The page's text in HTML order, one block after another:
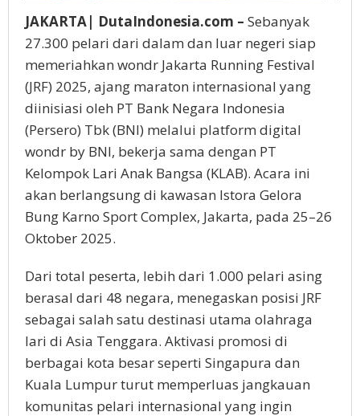
JAKARTA| DutaIndonesia.com – Sebanyak
27.300 pelari dari dalam dan luar negeri siap
memeriahkan wondr Jakarta Running Festival
(JRF) 2025, ajang maraton internasional yang
diinisiasi oleh PT Bank Negara Indonesia
(Persero) Tbk (BNI) melalui platform digital
wondr by BNI, bekerja sama dengan PT
Kelompok Lari Anak Bangsa (KLAB). Acara ini
akan berlangsung di kawasan Istora Gelora
Bung Karno Sport Complex, Jakarta, pada 25–26
Oktober 2025.
Dari total peserta, lebih dari 1.000 pelari asing
berasal dari 48 negara, menegaskan posisi JRF
sebagai salah satu destinasi utama olahraga
lari di Asia Tenggara. Aktivasi promosi di
berbagai kota besar seperti Singapura dan
Kuala Lumpur turut memperluas jangkauan
komunitas pelari internasional yang ingin